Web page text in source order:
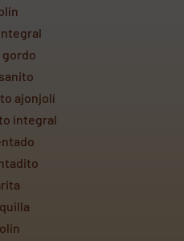
gordo
ajonjolí
integral